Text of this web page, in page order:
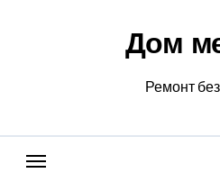
Дом
Ремонт